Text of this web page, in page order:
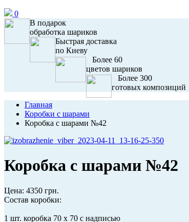
0
В подарок
обработка шариков
Быстрая доставка
по Киеву
Более 60
цветов шариков
Более 300
готовых композиций
Главная
Коробки с шарами
Коробка с шарами №42
Коробка с шарами №42
Цена: 4350 грн.
Состав коробки:
1 шт. коробка 70 х 70 с надписью